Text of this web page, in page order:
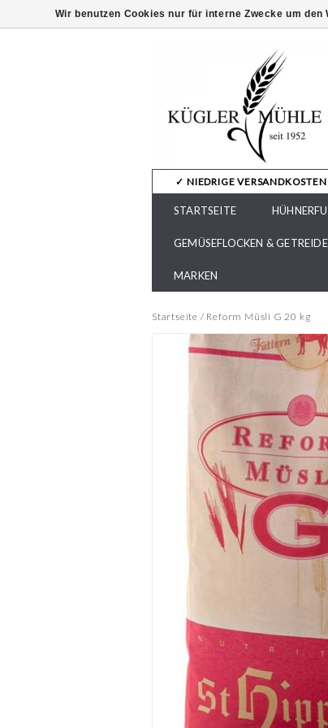
✓ NIEDRIGE VERSANDKOSTEN
STARTSEITE
GEMÜSEFLOCKEN &
MARKEN
Startseite / Reform Müsli G 20 kg
Wir benutzen Cookies nur für interne Zwecke um